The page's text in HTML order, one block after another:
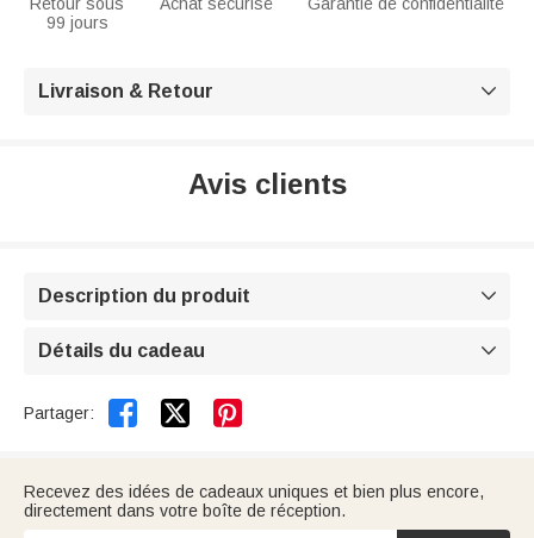
Retour sous
99 jours
Achat sécurisé Garantie de confidentialité
Livraison & Retour 
Avis clients
Description du produit 
Détails du cadeau 
Partager:  
Recevez des idées de cadeaux uniques et bien plus encore,
directement dans votre boîte de réception.